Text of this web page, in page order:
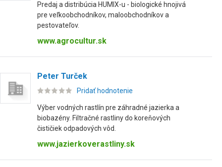
Predaj a distribúcia HUMIX-u - biologické hnojivá
pre veľkoobchodníkov, maloobchodníkov a
pestovateľov.
www.agrocultur.sk
Peter Turček
Pridať hodnotenie
Výber vodných rastlín pre záhradné jazierka a
biobazény. Filtračné rastliny do koreňových
čističiek odpadových vôd.
www.jazierkoverastliny.sk